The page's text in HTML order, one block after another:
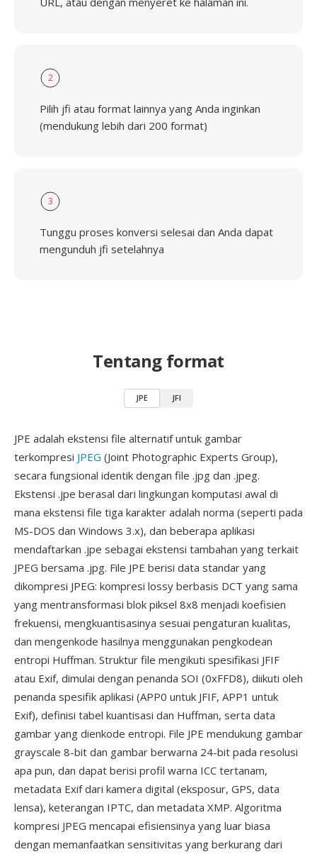
2
Pilih jfi atau format lainnya yang Anda inginkan
(mendukung lebih dari 200 format)
3
Tunggu proses konversi selesai dan Anda dapat
mengunduh jfi setelahnya
Tentang format
JPE JFI
JPE adalah ekstensi file alternatif untuk gambar
terkompresi JPEG (Joint Photographic Experts Group),
secara fungsional identik dengan file .jpg dan .jpeg.
Ekstensi .jpe berasal dari lingkungan komputasi awal di
mana ekstensi file tiga karakter adalah norma (seperti pada
MS-DOS dan Windows 3.x), dan beberapa aplikasi
mendaftarkan .jpe sebagai ekstensi tambahan yang terkait
JPEG bersama .jpg. File JPE berisi data standar yang
dikompresi JPEG: kompresi lossy berbasis DCT yang sama
yang mentransformasi blok piksel 8x8 menjadi koefisien
frekuensi, mengkuantisasinya sesuai pengaturan kualitas,
dan mengenkode hasilnya menggunakan pengkodean
entropi Huffman. Struktur file mengikuti spesifikasi JFIF
atau Exif, dimulai dengan penanda SOI (0xFFD8), diikuti oleh
penanda spesifik aplikasi (APP0 untuk JFIF, APP1 untuk
Exif), definisi tabel kuantisasi dan Huffman, serta data
gambar yang dienkode entropi. File JPE mendukung gambar
grayscale 8-bit dan gambar berwarna 24-bit pada resolusi
apa pun, dan dapat berisi profil warna ICC tertanam,
metadata Exif dari kamera digital (eksposur, GPS, data
lensa), keterangan IPTC, dan metadata XMP. Algoritma
kompresi JPEG mencapai efisiensinya yang luar biasa
dengan memanfaatkan sensitivitas yang berkurang dari